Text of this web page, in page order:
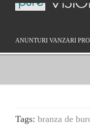
ANUNTURI VANZARI
Tags: branza de